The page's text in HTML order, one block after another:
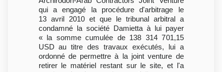
qui a engagé la procédure d'arbitrage le
13 avril 2010 et que le tribunal arbitral a
condamné la société Damietta à lui payer
« la somme cumulée de 138 314 701,15
USD au titre des travaux exécutés, lui a
ordonné de permettre à la joint venture de
retirer le matériel restant sur le site, et l'a